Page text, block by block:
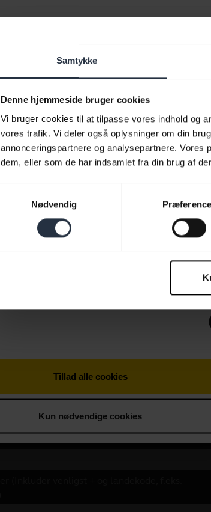
Samtykke
Denne hjemmeside bruger cookies
Vi bruger cookies til at tilpasse vores indhold og
vores trafik. Vi deler også oplysninger om din
annonceringspartnere og analysepartnere.
dem, eller som de har indsamlet fra din brug af
Nødvendig